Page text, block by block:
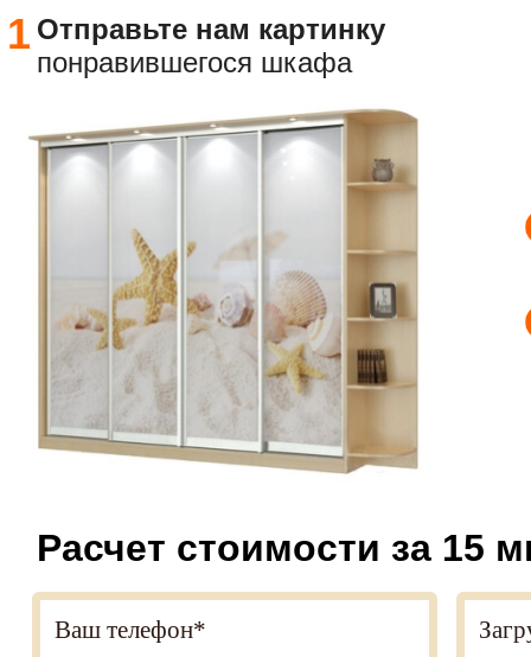
Отправьте нам картинку
понравившегося шкафа
1
Расчет стоимости за 15